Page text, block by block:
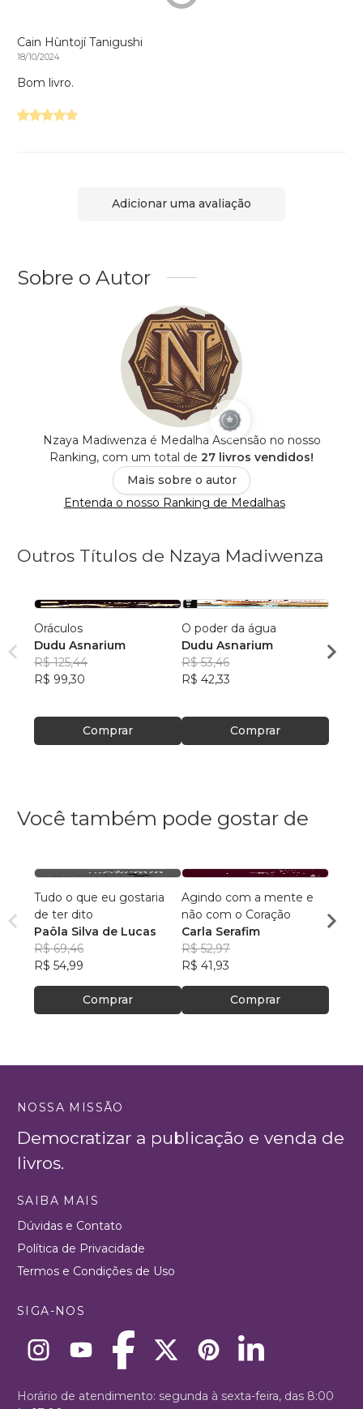
Cain Hùntojí Tanigushi
18/10/2024
Bom livro.
Adicionar uma avaliação
Sobre o Autor
Nzaya Madiwenza é Medalha Ascensão no nosso
Ranking, com um total de 27 livros vendidos!
Mais sobre o autor
Entenda o nosso Ranking de Medalhas
Outros Títulos de Nzaya Madiwenza
Oráculos
Dudu Asnarium
R$ 125,44
R$ 99,30
Comprar
O poder da água
Dudu Asnarium
R$ 53,46
R$ 42,33
Comprar
Você também pode gostar de
Tudo o que eu gostaria
de ter dito
Paôla Silva de Lucas
R$ 69,46
R$ 54,99
Comprar
Agindo com a mente e
não com o Coração
Carla Serafim
R$ 52,97
R$ 41,93
Comprar
habita
NOSSA MISSÃO
Democratizar a publicação e venda de
livros.
SAIBA MAIS
Dúvidas e Contato
Política de Privacidade
Termos e Condições de Uso
SIGA-NOS
Horário de atendimento: segunda à sexta-feira, das 8:00